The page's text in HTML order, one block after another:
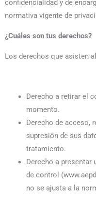
confidencialidad y de
normativa vigente de
¿Cuáles son tus derechos?
Los derechos que asisten
Derecho a retirar el
momento.
Derecho de acceso,
supresión de sus
tratamiento.
Derecho a presentar
de control
no se ajusta a la